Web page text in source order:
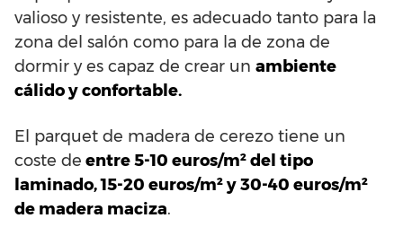
valioso y resistente, es adecuado tanto para la
zona del salón como para la de zona de
dormir y es capaz de crear un ambiente
cálido y confortable.
El parquet de madera de cerezo tiene un
coste de entre 5-10 euros/m² del tipo
laminado, 15-20 euros/m² y 30-40 euros/m²
de madera maciza.